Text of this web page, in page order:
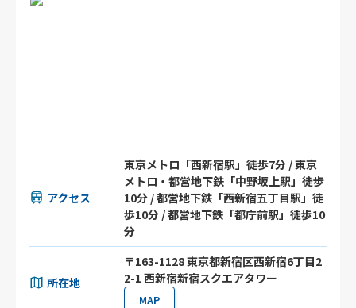
アクセス
東京メトロ「西新宿駅」徒歩7分 / 東京
メトロ・都営地下鉄「中野坂上駅」徒歩
10分 / 都営地下鉄「西新宿五丁目駅」徒
歩10分 / 都営地下鉄「都庁前駅」徒歩10
分
所在地
〒163-1128 東京都新宿区西新宿6丁目2
2-1 西新宿新宿スクエアタワー
MAP